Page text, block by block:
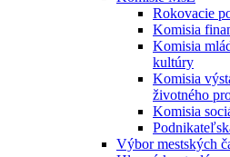
Rokovacie
Komisia
Komisia
kultúry
Komisia
životného
Komisia
Výbor mestských